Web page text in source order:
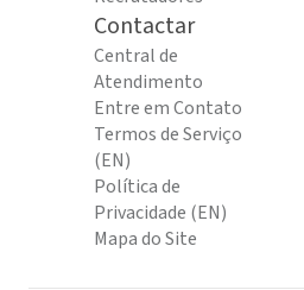
Contactar
Central de
Atendimento
Entre em Contato
Termos de Serviço
(EN)
Política de
Privacidade (EN)
Mapa do Site